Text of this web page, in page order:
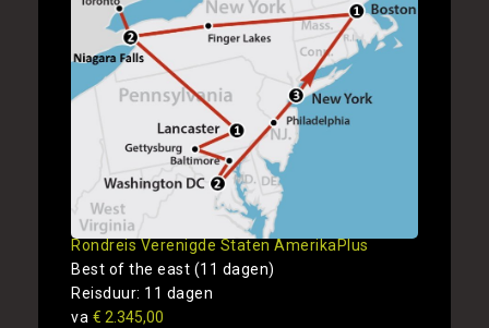
Rondreis Verenigde Staten AmerikaPlus
Best of the east (11 dagen)
Reisduur: 11 dagen
va € 2.345,00